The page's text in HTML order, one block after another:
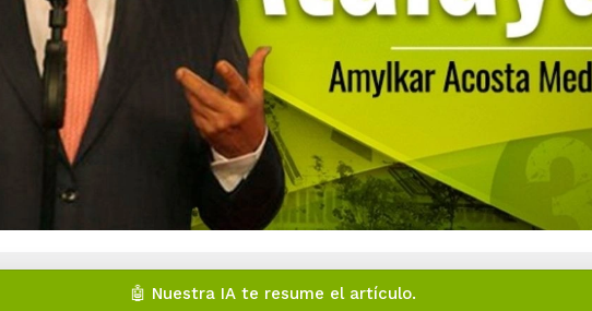
🤖 Nuestra IA te resume el artículo.